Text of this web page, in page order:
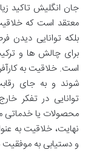
جان انگلیش تاکید
معتقد است که
بلکه توانایی دیدن
برای چالش ها و
است. خلاقیت به
شوند و به جای
توانایی در تفکر
محصولات یا خدماتی
نهایت، خلاقیت به
و دستیابی به